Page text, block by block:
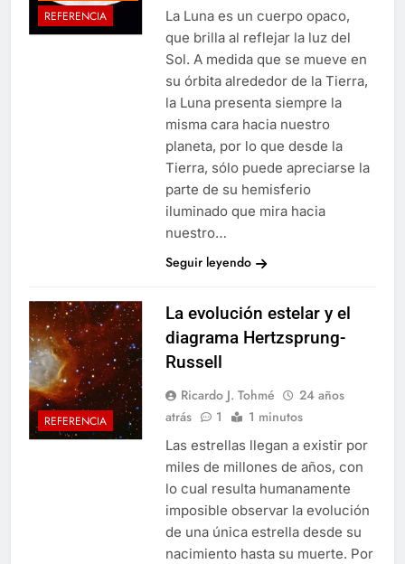
REFERENCIA
La Luna es un cuerpo opaco,
que brilla al reflejar la luz del
Sol. A medida que se mueve en
su órbita alrededor de la Tierra,
la Luna presenta siempre la
misma cara hacia nuestro
planeta, por lo que desde la
Tierra, sólo puede apreciarse la
parte de su hemisferio
iluminado que mira hacia
nuestro…
Seguir leyendo
REFERENCIA
La evolución estelar y el
diagrama Hertzsprung-
Russell
Ricardo J. Tohmé
24 años
atrás
1 1 minutos
Las estrellas llegan a existir por
miles de millones de años, con
lo cual resulta humanamente
imposible observar la evolución
de una única estrella desde su
nacimiento hasta su muerte. Por